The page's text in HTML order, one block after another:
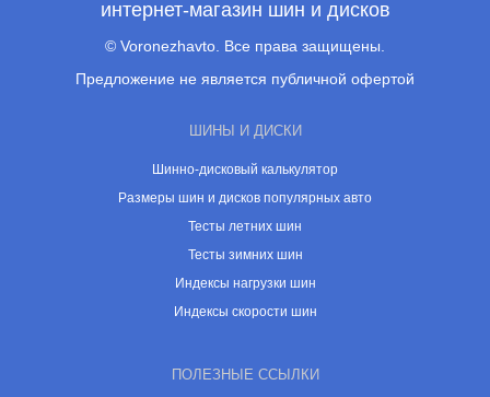
интернет-магазин шин и дисков
© Voronezhavto. Все права защищены.
Предложение не является публичной офертой
ШИНЫ И ДИСКИ
Шинно-дисковый калькулятор
Размеры шин и дисков популярных авто
Тесты летних шин
Тесты зимних шин
Индексы нагрузки шин
Индексы скорости шин
ПОЛЕЗНЫЕ ССЫЛКИ